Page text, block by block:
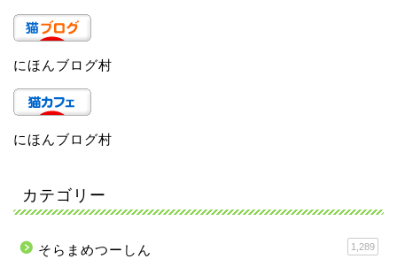
にほんブログ村
にほんブログ村
カテゴリー
そらまめつーしん 1,289